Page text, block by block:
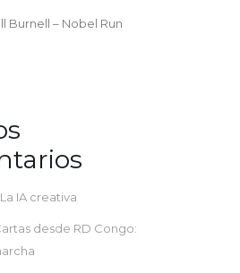
Burnell – Nobel Run
La IA creativa
desde RD Congo: